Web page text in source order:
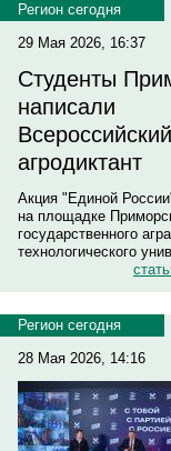
Регион сегодня
29 Мая 2026, 16:37
Студенты
написали
Всероссийский
агродиктант
Акция "Единой
на площадке
государственного
технологического
Регион сегодня
28 Мая 2026, 14:16